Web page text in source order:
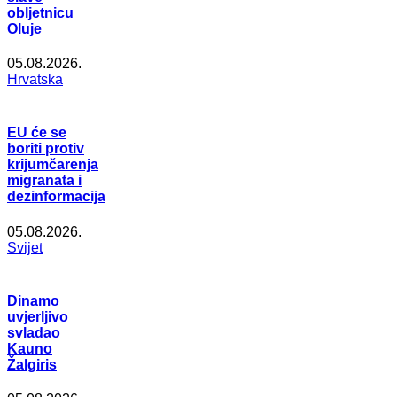
obljetnicu
Oluje
05.08.2026.
Hrvatska
EU će se
boriti protiv
krijumčarenja
migranata i
dezinformacija
05.08.2026.
Svijet
Dinamo
uvjerljivo
svladao
Kauno
Žalgiris